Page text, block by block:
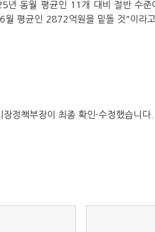
동월 평균인 11개 대비 절반 수준
평균인 2872억원을 밑돌 것"이라
정책부장이 최종 확인·수정했습니다.